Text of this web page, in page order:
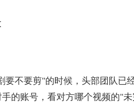
要不要剪"的时候，头部团队已
的账号，看对方哪个视频的"